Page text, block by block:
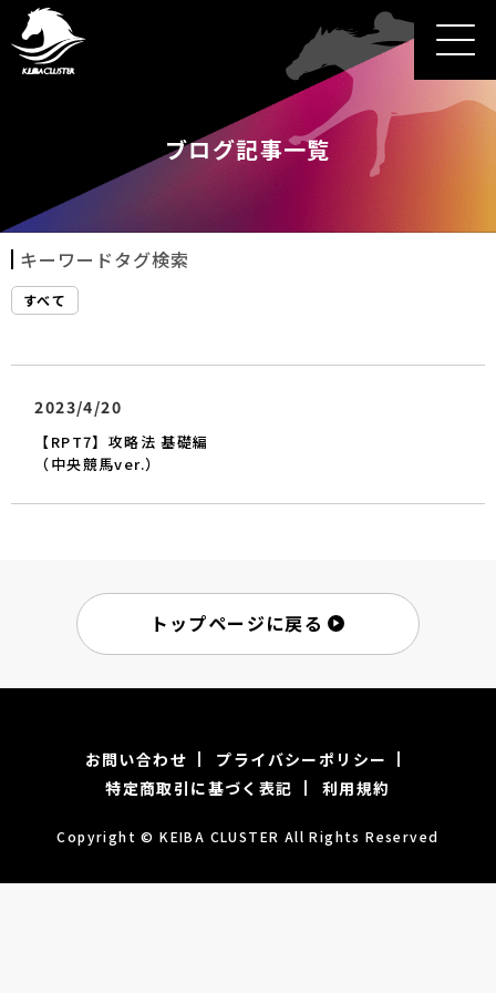
ブログ記事一覧
キーワードタグ検索
すべて
2023/4/20
【RPT7】攻略法 基礎編
（中央競馬ver.）
トップページに戻る
お問い合わせ
プライバシーポリシー
特定商取引に基づく表記
利用規約
Copyright © KEIBA CLUSTER All Rights Reserved